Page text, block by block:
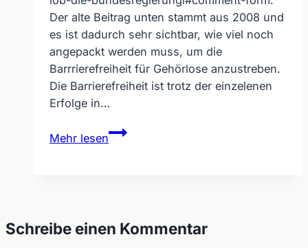
Der alte Beitrag unten stammt aus 2008 und
es ist dadurch sehr sichtbar, wie viel noch
angepackt werden muss, um die
Barrrierefreiheit für Gehörlose anzustreben.
Die Barrierefreiheit ist trotz der einzelenen
Erfolge in…
Mehr lesen
Barrierefreiheit
in
Schreibe einen Kommentar